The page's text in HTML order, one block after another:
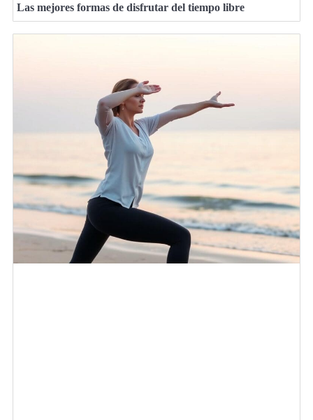
Las mejores formas de disfrutar del tiempo libre